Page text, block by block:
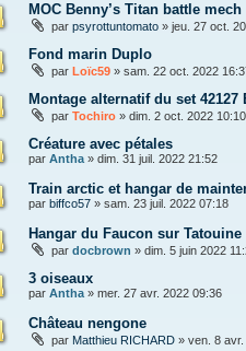
MOC Benny’s Titan battle mech
par psyrottuntomato » jeu. 27 oct.
Fond marin Duplo
par Loïc59 » sam. 22 oct. 2022
Montage alternatif du set
par Tochiro » dim. 2 oct. 2022 10:10
Créature avec pétales
par Antha » dim. 31 juil. 2022 21:52
Train arctic et hangar de
par biffco57 » sam. 23 juil. 2022 07:18
Hangar du Faucon sur Tatouine
par docbrown » dim. 5 juin 2022
3 oiseaux
par Antha » mer. 27 avr. 2022 09:36
Château nengone
par Matthieu RICHARD » ven. 8